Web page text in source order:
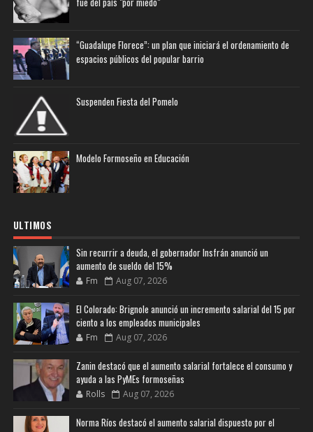
“Guadalupe Florece”: un plan que iniciará el ordenamiento de
espacios públicos del popular barrio
Suspenden Fiesta del Pomelo
Modelo Formoseño en Educación
ULTIMOS
Sin recurrir a deuda, el gobernador Insfrán anunció un
aumento de sueldo del 15%
Fm Aug 07, 2026
El Colorado: Brignole anunció un incremento salarial del 15 por
ciento a los empleados municipales
Fm Aug 07, 2026
Zanin destacó que el aumento salarial fortalece el consumo y
ayuda a las PyMEs formoseñas
Rolls Aug 07, 2026
Norma Ríos destacó el aumento salarial dispuesto por el